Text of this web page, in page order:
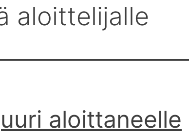
aloittelijalle
aloittaneelle